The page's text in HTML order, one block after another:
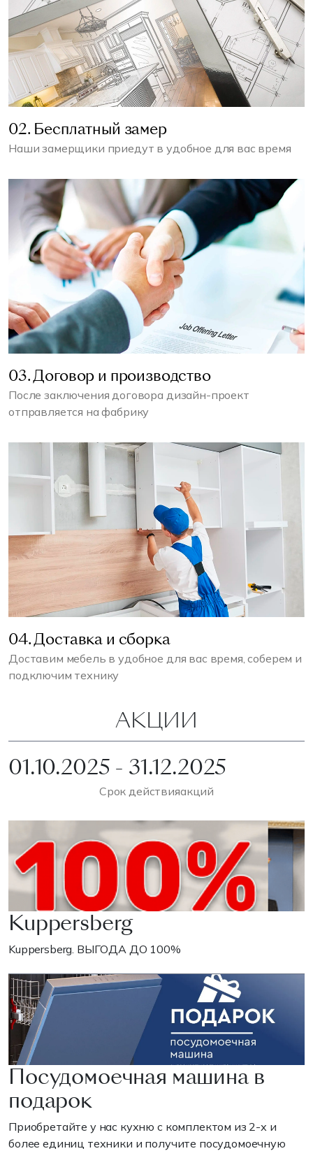
02. Бесплатный замер
Наши замерщики приедут в удобное для вас время
03. Договор и производство
После заключения договора дизайн-проект
отправляется на фабрику
04. Доставка и сборка
Доставим мебель в удобное для вас время, соберем и
подключим технику
АКЦИИ
01.10.2025 - 31.12.2025
Срок действияакций
Kuppersberg
Kuppersberg. ВЫГОДА ДО 100%
Посудомоечная машина в
подарок
Приобретайте у нас кухню с комплектом из 2-х и
более единиц техники и получите посудомоечную